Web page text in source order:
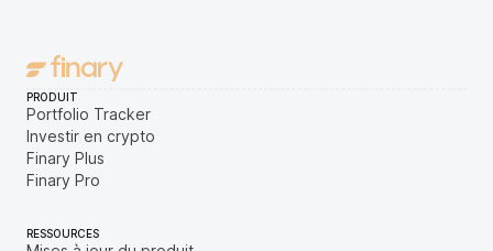
PRODUIT
Portfolio Tracker
Investir en crypto
Finary Plus
Finary Pro
RESSOURCES